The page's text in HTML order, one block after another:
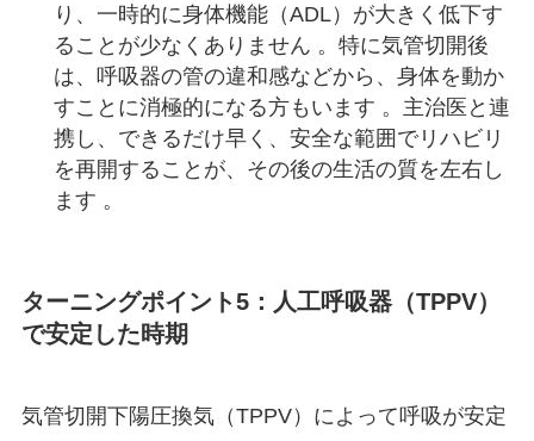
り、一時的に身体機能（ADL）が大きく低下す
ることが少なくありません 。特に気管切開後
は、呼吸器の管の違和感などから、身体を動か
すことに消極的になる方もいます 。主治医と連
携し、できるだけ早く、安全な範囲でリハビリ
を再開することが、その後の生活の質を左右し
ます 。
ターニングポイント5：人工呼吸器（TPPV）
で安定した時期
気管切開下陽圧換気（TPPV）によって呼吸が安定